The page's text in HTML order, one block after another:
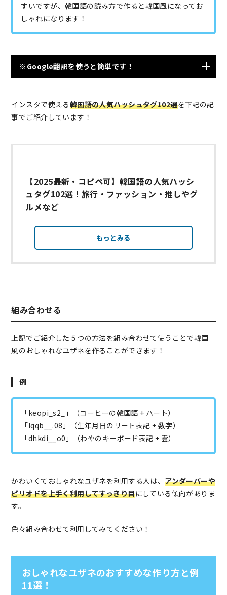
すいですが、韓国語の読み方で作ると韓国風になってお
しゃれになります！
※Google翻訳を使うと簡単です！
インスタで使える韓国語の人気ハッシュタグ102選を下記の記
事でご紹介しています！
【2025最新・コピペ可】韓国語の人気ハッシ
ュタグ102選！旅行・ファッション・推しやグ
ルメなど
もっとみる
組み合わせる
上記でご紹介した５つの方法を組み合わせて使うことで韓国
風のおしゃれなユザネを作ることができます！
例
「keopi_s2_」（コーヒーの韓国語 + ハート）
「lqqb__.08」（生年月日のリート表記 + 数字）
「dhkdi__o0」（わやのキーボード表記 + 雲）
かわいくておしゃれなユザネを利用する人は、アンダーバーや
ピリオドを上手く利用してすっきり目にしている傾向がありま
す。
色々組み合わせて利用してみてください！
おしゃれなユザネのおすすめな作り方と例
11選！